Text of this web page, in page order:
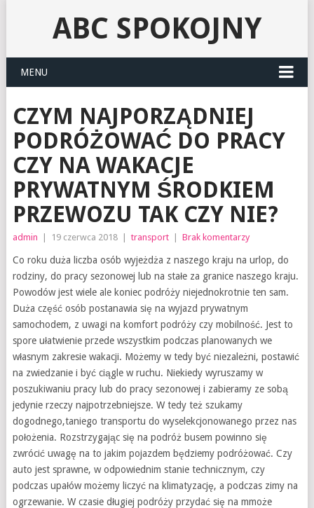
ABC SPOKOJNY
MENU
CZYM NAJPORZĄDNIEJ
PODRÓŻOWAĆ DO PRACY
CZY NA WAKACJE
PRYWATNYM ŚRODKIEM
PRZEWOZU TAK CZY NIE?
admin 19 czerwca 2018 transport Brak komentarzy
Co roku duża liczba osób wyjeżdża z naszego kraju na urlop, do
rodziny, do pracy sezonowej lub na stałe za granice naszego kraju.
Powodów jest wiele ale koniec podróży niejednokrotnie ten sam.
Duża część osób postanawia się na wyjazd prywatnym
samochodem, z uwagi na komfort podróży czy mobilność. Jest to
spore ułatwienie przede wszystkim podczas planowanych we
własnym zakresie wakacji. Możemy w tedy być niezależni, postawić
na zwiedzanie i być ciągle w ruchu. Niekiedy wyruszamy w
poszukiwaniu pracy lub do pracy sezonowej i zabieramy ze sobą
jedynie rzeczy najpotrzebniejsze. W tedy też szukamy
dogodnego,taniego transportu do wyselekcjonowanego przez nas
położenia. Rozstrzygając się na podróż busem powinno się
zwrócić uwagę na to jakim pojazdem będziemy podróżować. Czy
auto jest sprawne, w odpowiednim stanie technicznym, czy
podczas upałów możemy liczyć na klimatyzację, a podczas zimy na
ogrzewanie. W czasie długiej podróży przydać się na mmoże